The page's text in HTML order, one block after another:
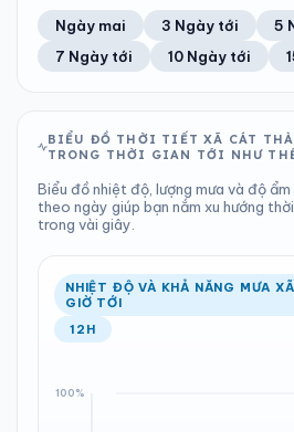
26°C
Khả
0.38 mm
Tổng cả ngày
11
Chỉ số UV
25°C
Ổn định
Trung bình ngày
TIA UV
LƯỢNG MƯA
0 mm
Tổng cả ngày
ÁP
Ổn định Khả
Ngày mai 3 Ngày tới
5
7 Ngày tới
10 Ngày tới
BIỂU ĐỒ THỜI TIẾT XÃ CÁT
TRONG THỜI GIAN TỚI NHƯ
Biểu đồ nhiệt độ, lượng mưa và độ ẩm
theo ngày giúp bạn nắm xu hướng
trong vài giây.
NHIỆT ĐỘ VÀ KHẢ NĂNG MƯA
GIỜ TỚI
12H